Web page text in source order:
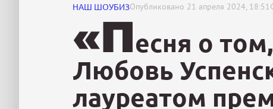
НАШ ШОУБИЗОпубликовано 21 апреля 2024, 18:51
«Песня о
Любовь
лауреатом